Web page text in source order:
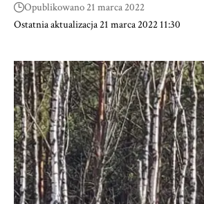
Ostatnia aktualizacja 21 marca 2022 11:30
Opublikowano 21 marca 2022